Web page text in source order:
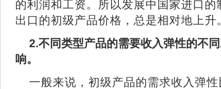
的利润和工资。所以发展中国家进口
出口的初级产品价格，总是相对地
2.不同类型产品的需要收入弹性的不
响。
一般来说，初级产品的需求收入弹